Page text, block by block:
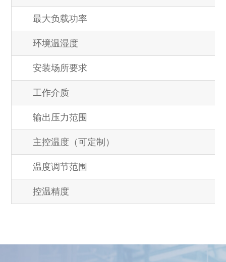
最大负载功率
环境温湿度
安装场所要求
工作介质
输出压力范围
主控温度（可定制）
温度调节范围
控温精度